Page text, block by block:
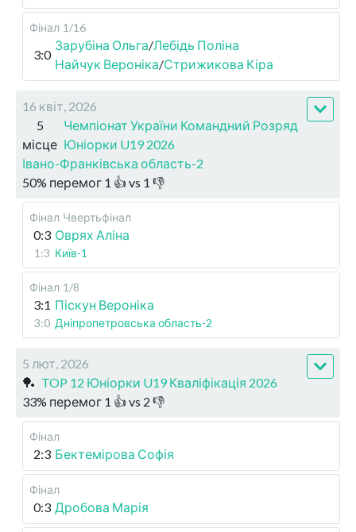
Фінал 1/16
3:0
Зарубіна Ольга/Лебідь Поліна
Найчук Вероніка/Стрижикова Кіра
16 квіт, 2026
5
місце
Чемпіонат України Командний Розряд
Юніорки U19 2026
Івано-Франківська область-2
50% перемог 1 👍 vs 1 👎
Фінал Чвертьфінал
0:3 Оврях Аліна
1:3 Київ-1
Фінал 1/8
3:1 Піскун Вероніка
3:0 Дніпропетровська область-2
5 лют, 2026
🏓 TOP 12 Юніорки U19 Кваліфікація 2026
33% перемог 1 👍 vs 2 👎
Фінал
2:3 Бектемірова Софія
Фінал
0:3 Дробова Марія